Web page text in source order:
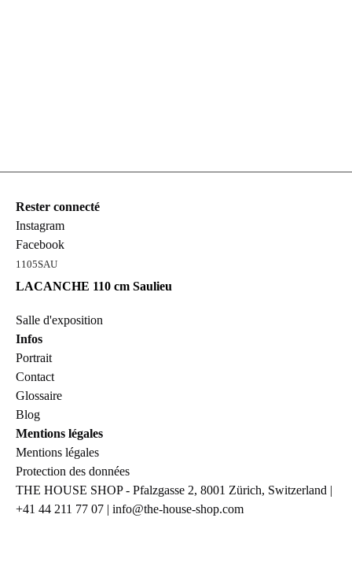
1105SAU
LACANCHE 110 cm Saulieu
Rester connecté
Instagram
Facebook
Services
LACANCHE Représentation
Salle d'exposition
Infos
Portrait
Contact
Glossaire
Blog
Mentions légales
Mentions légales
Protection des données
THE HOUSE SHOP - Pfalzgasse 2, 8001 Zürich, Switzerland |
+41 44 211 77 07 | info@the-house-shop.com